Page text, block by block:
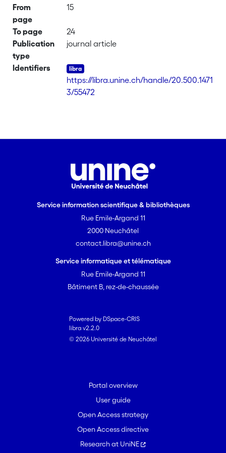
From
page
15
To page
24
Publication
type
journal article
Identifiers
https://libra.unine.ch/handle/20.500.1471
3/55472
Service information scientifique & bibliothèques
Rue Emile-Argand 11
2000 Neuchâtel
contact.libra@unine.ch
Service informatique et télématique
Rue Emile-Argand 11
Bâtiment B, rez-de-chaussée
Powered by DSpace-CRIS
libra v2.2.0
© 2026 Université de Neuchâtel
Portal overview
User guide
Open Access strategy
Open Access directive
Research at UniNE